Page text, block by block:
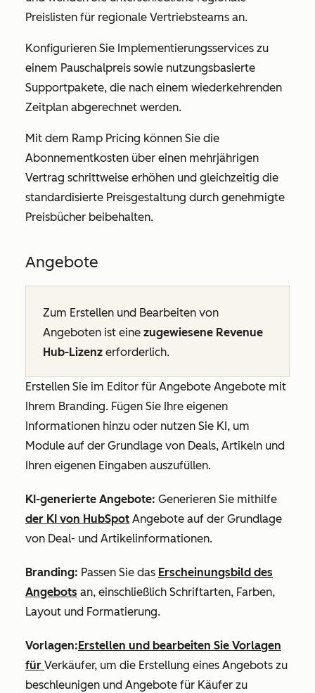
Preislisten für regionale Vertriebsteams an.
Konfigurieren Sie Implementierungsservices zu
einem Pauschalpreis sowie nutzungsbasierte
Supportpakete, die nach einem wiederkehrenden
Zeitplan abgerechnet werden.
Mit dem Ramp Pricing können Sie die
Abonnementkosten über einen mehrjährigen
Vertrag schrittweise erhöhen und gleichzeitig die
standardisierte Preisgestaltung durch genehmigte
Preisbücher beibehalten.
Angebote
Zum Erstellen und Bearbeiten von
Angeboten ist eine zugewiesene Revenue
Hub-Lizenz erforderlich.
Erstellen Sie im Editor für Angebote Angebote mit
Ihrem Branding. Fügen Sie Ihre eigenen
Informationen hinzu oder nutzen Sie KI, um
Module auf der Grundlage von Deals, Artikeln und
Ihren eigenen Eingaben auszufüllen.
KI-generierte Angebote: Generieren Sie mithilfe
der KI von HubSpot Angebote auf der Grundlage
von Deal- und Artikelinformationen.
Branding: Passen Sie das Erscheinungsbild des
Angebots an, einschließlich Schriftarten, Farben,
Layout und Formatierung.
Vorlagen: Erstellen und bearbeiten Sie Vorlagen
für Verkäufer, um die Erstellung eines Angebots zu
beschleunigen und Angebote für Käufer zu